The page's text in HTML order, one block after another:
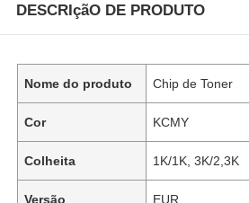
DESCRIçãO DE PRODUTO
Nome do produto Chip de Toner
Cor KCMY
Colheita 1K/1K, 3K/2,3K
Versão EUR